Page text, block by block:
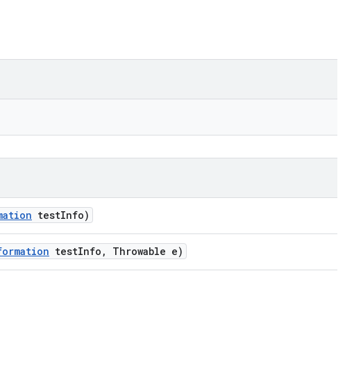
testInfo)
testInfo , Throwable e)